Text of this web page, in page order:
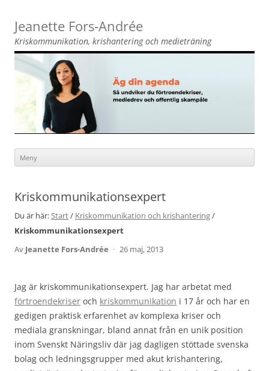
Jeanette Fors‑Andrée
Kriskommunikation, krishantering och medieträning
Meny
Kriskommunikationsexpert
Du är här:Start/ Kriskommunikation och krishantering/
Kriskommunikationsexpert
Av Jeanette Fors-Andrée · 26 maj, 2013
Jag är kriskommunikationsexpert. Jag har arbetat med
förtroendekriser och kriskommunikation i 17 år och har en
gedigen praktisk erfarenhet av komplexa kriser och
mediala granskningar, bland annat från en unik position
inom Svenskt Näringsliv där jag dagligen stöttade svenska
bolag och ledningsgrupper med akut krishantering,